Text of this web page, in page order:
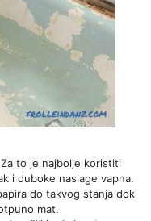
to je najbolje koristiti
i duboke naslage vapna.
do takvog stanja dok
mat.